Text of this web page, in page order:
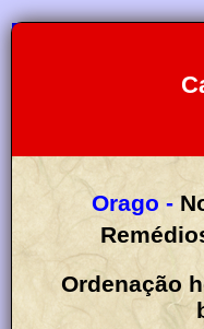
Orago -
Ordenação